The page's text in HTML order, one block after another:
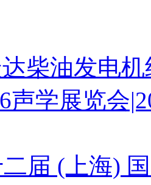
柴油发电机
声学展览会
届 (上海)